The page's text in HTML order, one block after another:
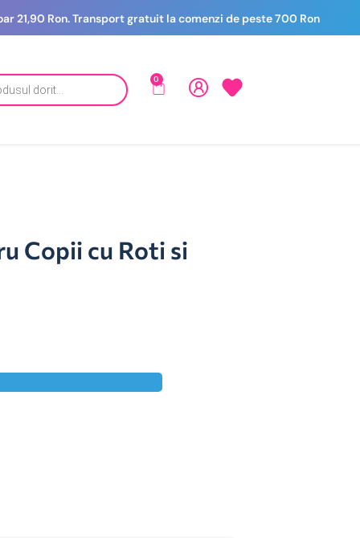
21,90 Ron. Transport gratuit la comenzi de peste 700 Ron
0
Copii cu Roti si